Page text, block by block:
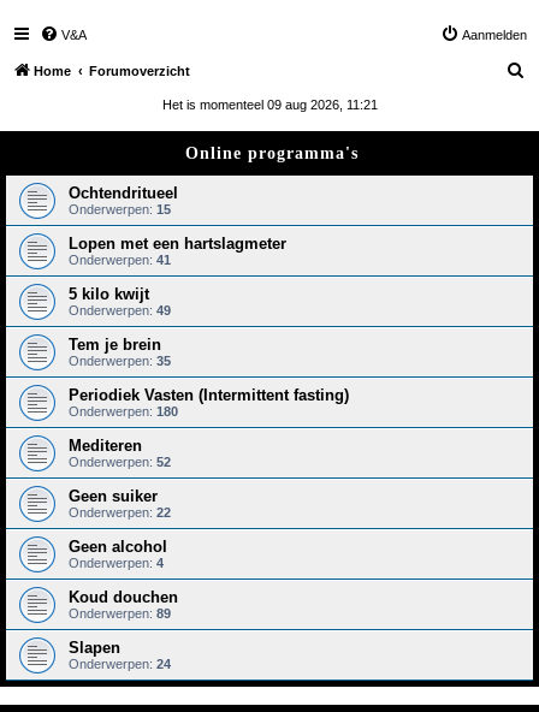
V&A Aanmelden
Home Forumoverzicht
Het is momenteel 09 aug 2026, 11:21
Online programma's
Ochtendritueel
Onderwerpen: 15
Lopen met een hartslagmeter
Onderwerpen: 41
5 kilo kwijt
Onderwerpen: 49
Tem je brein
Onderwerpen: 35
Periodiek Vasten (Intermittent fasting)
Onderwerpen: 180
Mediteren
Onderwerpen: 52
Geen suiker
Onderwerpen: 22
Geen alcohol
Onderwerpen: 4
Koud douchen
Onderwerpen: 89
Slapen
Onderwerpen: 24